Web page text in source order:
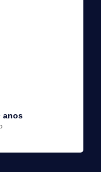
anos